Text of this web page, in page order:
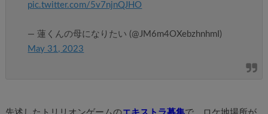
pic.twitter.com/5v7njnQJHO
— 蓮くんの母になりたい (@JM6m4OXebzhnhmI)
May 31, 2023